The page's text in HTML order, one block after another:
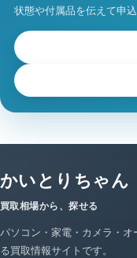
状態や付属品を伝えて申込
かいとりちゃん
買取相場から、探せる
パソコン・家電・カメラ・オ
る買取情報サイトです。